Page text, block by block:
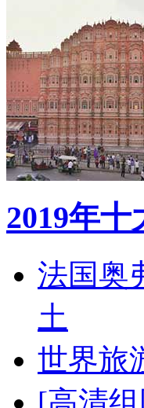
2019年
法国奥
土
世界旅